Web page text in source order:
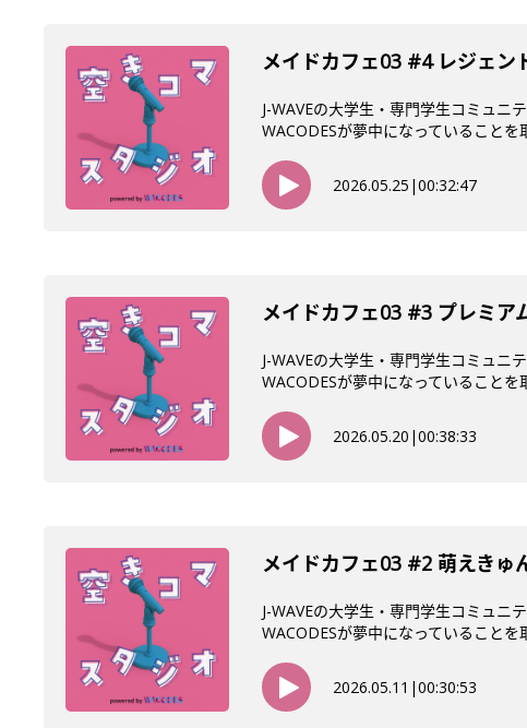
メイドカフェ03 #4 レジェ
J-WAVEの大学生・専門学生コミュニ
WACODESが夢中になっていることを
2026.05.25 |00:32:47
メイドカフェ03 #3 プレミ
J-WAVEの大学生・専門学生コミュニ
WACODESが夢中になっていることを
2026.05.20 |00:38:33
メイドカフェ03 #2 萌えき
J-WAVEの大学生・専門学生コミュニ
WACODESが夢中になっていることを
2026.05.11 |00:30:53